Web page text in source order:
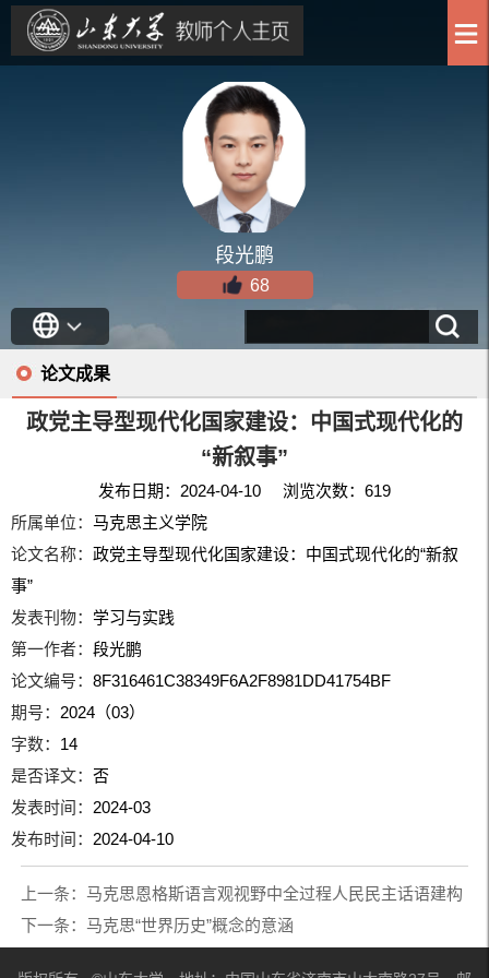
段光鹏
68
论文成果
政党主导型现代化国家建设：中国式现代化的
“新叙事”
发布日期：2024-04-10 浏览次数： 619
所属单位：马克思主义学院
论文名称：政党主导型现代化国家建设：中国式现代化的“新叙
事”
发表刊物：学习与实践
第一作者：段光鹏
论文编号：8F316461C38349F6A2F8981DD41754BF
期号： 2024（03）
字数： 14
是否译文：否
发表时间： 2024-03
发布时间： 2024-04-10
上一条： 马克思恩格斯语言观视野中全过程人民民主话语建构
下一条： 马克思“世界历史”概念的意涵